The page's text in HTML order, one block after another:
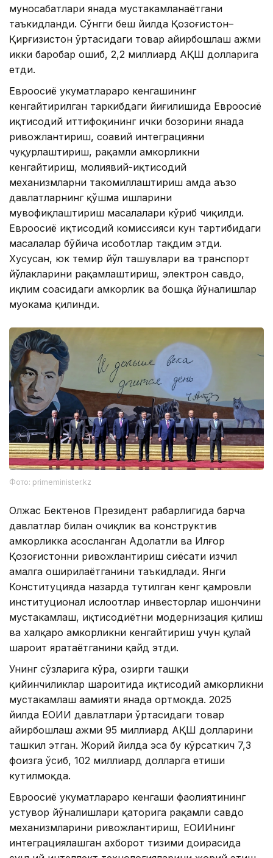
муносабатлари янада мустаҳкамланаётгани
таъкидланди. Сўнгги беш йилда Қозоғистон–
Қирғизистон ўртасидаги товар айирбошлаш ҳажми
икки баробар ошиб, 2,2 миллиард АҚШ долларига
етди.
Евроосиё ҳукуматлараро кенгашининг
кенгайтирилган таркибдаги йиғилишида Евроосиё
иқтисодий иттифоқининг ички бозорини янада
ривожлантириш, соҳавий интеграцияни
чуқурлаштириш, рақамли ҳамкорликни
кенгайтириш, молиявий-иқтисодий
механизмларни такомиллаштириш ҳамда аъзо
давлатларнинг қўшма ишларини
мувофиқлаштириш масалалари кўриб чиқилди.
Евроосиё иқтисодий комиссияси кун тартибидаги
масалалар бўйича ҳисоботлар тақдим этди.
Хусусан, юк темир йўл ташувлари ва транспорт
йўлакларини рақамлаштириш, электрон савдо,
иқлим соҳасидаги ҳамкорлик ва бошқа йўналишлар
муҳокама қилинди.
Фото: primeminister.kz
Олжас Бектенов Президент раҳбарлигида барча
давлатлар билан очиқлик ва конструктив
ҳамкорликка асосланган Адолатли ва Илғор
Қозоғистонни ривожлантириш сиёсати изчил
амалга оширилаётганини таъкидлади. Янги
Конституцияда назарда тутилган кенг қамровли
институционал ислоҳотлар инвесторлар ишончини
мустаҳкамлаш, иқтисодиётни модернизация қилиш
ва халқаро ҳамкорликни кенгайтириш учун қулай
шароит яратаётганини қайд этди.
Унинг сўзларига кўра, ҳозирги ташқи
қийинчиликлар шароитида иқтисодий ҳамкорликни
мустаҳкамлаш аҳамияти янада ортмоқда. 2025
йилда ЕОИИ давлатлари ўртасидаги товар
айирбошлаш ҳажми 95 миллиард АҚШ долларини
ташкил этган. Жорий йилда эса бу кўрсаткич 7,3
фоизга ўсиб, 102 миллиард долларга етиши
кутилмоқда.
Евроосиё ҳукуматлараро кенгаши фаолиятининг
устувор йўналишлари қаторига рақамли савдо
механизмларини ривожлантириш, ЕОИИнинг
интеграциялашган ахборот тизими доирасида